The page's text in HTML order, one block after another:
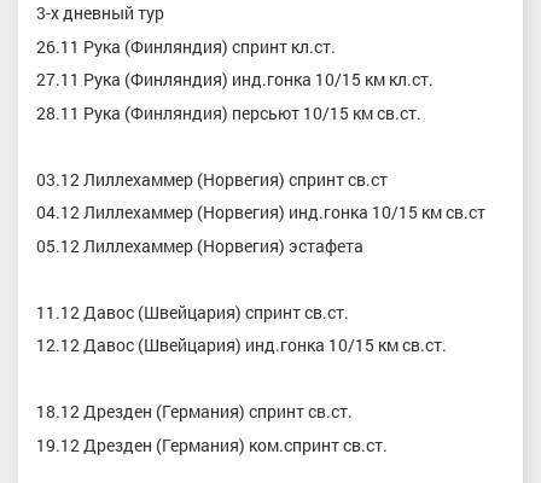
3-х дневный тур
26.11 Рука (Финляндия) спринт кл.ст.
27.11 Рука (Финляндия) инд.гонка 10/15 км кл.ст.
28.11 Рука (Финляндия) персьют 10/15 км св.ст.
03.12 Лиллехаммер (Норвегия) спринт св.ст
04.12 Лиллехаммер (Норвегия) инд.гонка 10/15 км св.ст
05.12 Лиллехаммер (Норвегия) эстафета
11.12 Давос (Швейцария) спринт св.ст.
12.12 Давос (Швейцария) инд.гонка 10/15 км св.ст.
18.12 Дрезден (Германия) спринт св.ст.
19.12 Дрезден (Германия) ком.спринт св.ст.